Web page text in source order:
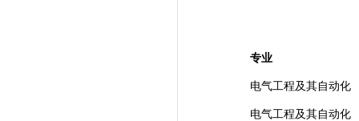
专业
电气工程及其自动化
电气工程及其自动化